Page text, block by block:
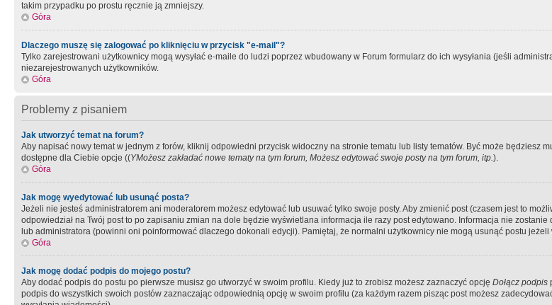
takim przypadku po prostu ręcznie ją zmniejszy.
Góra
Dlaczego muszę się zalogować po kliknięciu w przycisk "e-mail"?
Tylko zarejestrowani użytkownicy mogą wysyłać e-maile do ludzi poprzez wbudowany w Forum formularz do ich wysyłania (jeśli
niezarejestrowanych użytkowników.
Góra
Problemy z pisaniem
Jak utworzyć temat na forum?
Aby napisać nowy temat w jednym z forów, kliknij odpowiedni przycisk widoczny na stronie tematu lub listy tematów. Być może będziesz
dostępne dla Ciebie opcje ((YMożesz zakładać nowe tematy na tym forum, Możesz edytować swoje posty na tym forum, itp.).
Góra
Jak mogę wyedytować lub usunąć posta?
Jeżeli nie jesteś administratorem ani moderatorem możesz edytować lub usuwać tylko swoje posty. Aby zmienić post (czasem jest to
odpowiedział na Twój post to po zapisaniu zmian na dole będzie wyświetlana informacja ile razy post edytowano. Informacja nie
lub administratora (powinni oni poinformować dlaczego dokonali edycji). Pamiętaj, że normalni użytkownicy nie mogą usunąć postu jeżeli
Góra
Jak mogę dodać podpis do mojego postu?
Aby dodać podpis do postu po pierwsze musisz go utworzyć w swoim profilu. Kiedy już to zrobisz możesz zaznaczyć opcję Dołącz podpis
podpis do wszystkich swoich postów zaznaczając odpowiednią opcję w swoim profilu (za każdym razem pisząc post możesz